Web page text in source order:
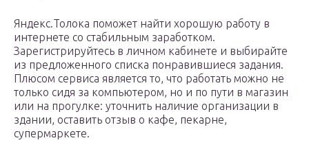
Яндекс.Толока поможет найти хорошую работу в
интернете со стабильным заработком.
Зарегистрируйтесь в личном кабинете и выбирайте
из предложенного списка понравившиеся задания.
Плюсом сервиса является то, что работать можно не
только сидя за компьютером, но и по пути в магазин
или на прогулке: уточнить наличие организации в
здании, оставить отзыв о кафе, пекарне,
супермаркете.